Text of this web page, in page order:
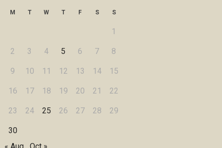
M T W T F S S
1
2 3 4 5 6 7 8
9 10 11 12 13 14 15
16 17 18 19 20 21 22
23 24 25 26 27 28 29
30